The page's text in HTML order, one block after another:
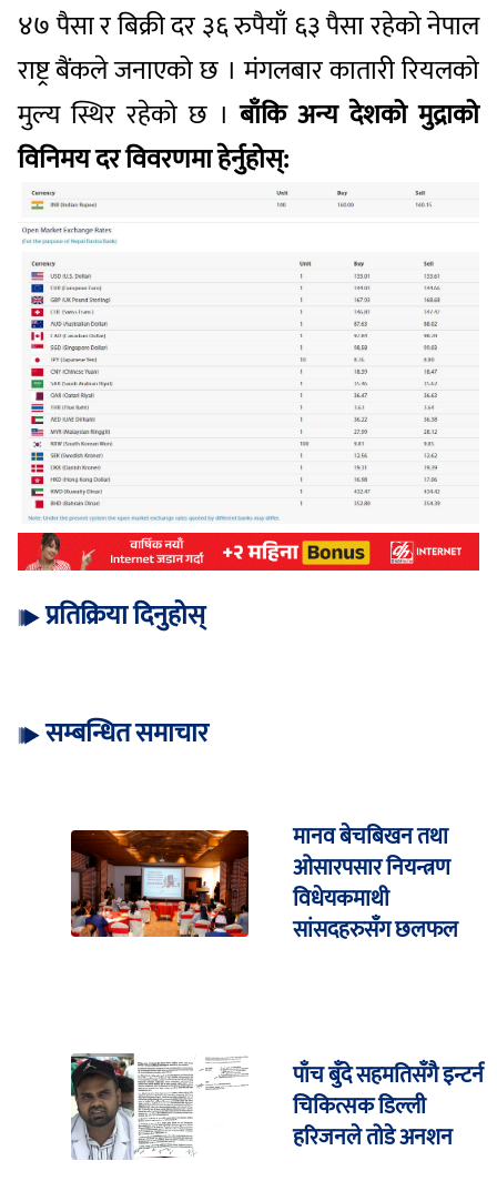
४७ पैसा र बिक्री दर ३६ रुपैयाँ ६३ पैसा रहेको नेपाल
राष्ट्र बैंकले जनाएको छ । मंगलबार कातारी रियलको
मुल्य स्थिर रहेको छ ।बाँकि अन्य देशको मुद्राको
विनिमय दर विवरणमा हेर्नुहोस्:
प्रतिक्रिया दिनुहोस्
सम्बन्धित समाचार
मानव बेचबिखन तथा
ओसारपसार नियन्त्रण
विधेयकमाथी
सांसदहरुसँग छलफल
पाँच बुँदे सहमतिसँगै इन्टर्न
चिकित्सक डिल्ली
हरिजनले तोडे अनशन